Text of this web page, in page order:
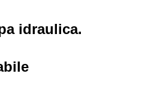
idraulica.